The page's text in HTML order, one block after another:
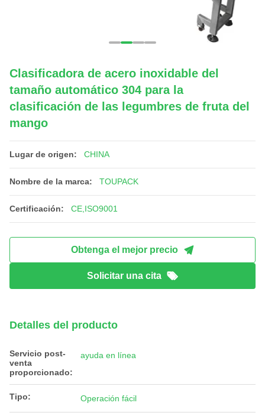
Clasificadora de acero inoxidable del
tamaño automático 304 para la
clasificación de las legumbres de fruta del
mango
Lugar de origen: CHINA
Nombre de la marca: TOUPACK
Certificación: CE,ISO9001
Obtenga el mejor precio
Solicitar una cita
Detalles del producto
Servicio post-
venta
proporcionado:
ayuda en línea
Tipo: Operación fácil